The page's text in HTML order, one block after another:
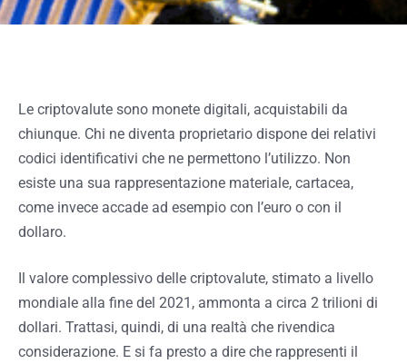
Le criptovalute sono monete digitali, acquistabili da
chiunque. Chi ne diventa proprietario dispone dei relativi
codici identificativi che ne permettono l’utilizzo. Non
esiste una sua rappresentazione materiale, cartacea,
come invece accade ad esempio con l’euro o con il
dollaro.
Il valore complessivo delle criptovalute, stimato a livello
mondiale alla fine del 2021, ammonta a circa 2 trilioni di
dollari. Trattasi, quindi, di una realtà che rivendica
considerazione. E si fa presto a dire che rappresenti il